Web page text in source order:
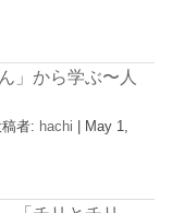
」から学ぶ〜人
者: hachi
May 1,